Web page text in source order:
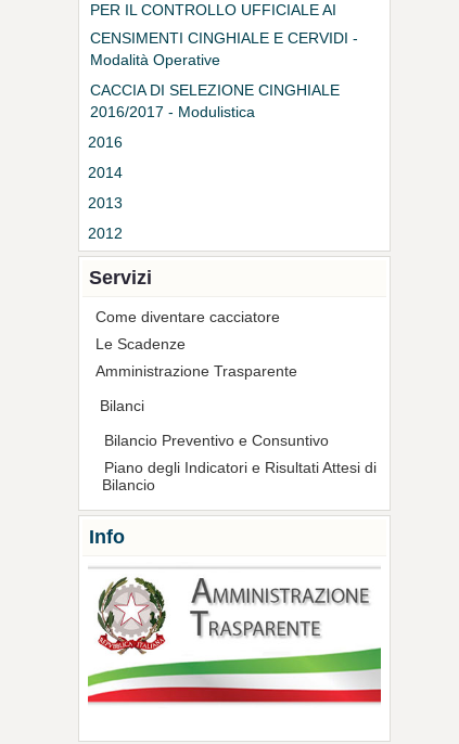
PER IL CONTROLLO UFFICIALE AI
SENSI DEI REG.TI CE 853/2004 E
854/2004
CENSIMENTI CINGHIALE E CERVIDI -
Modalità Operative
CACCIA DI SELEZIONE CINGHIALE
2016/2017 - Modulistica
2016
2014
2013
2012
Servizi
Come diventare cacciatore
Le Scadenze
Amministrazione Trasparente
Bilanci
Bilancio Preventivo e Consuntivo
Piano degli Indicatori e Risultati Attesi di
Bilancio
Info